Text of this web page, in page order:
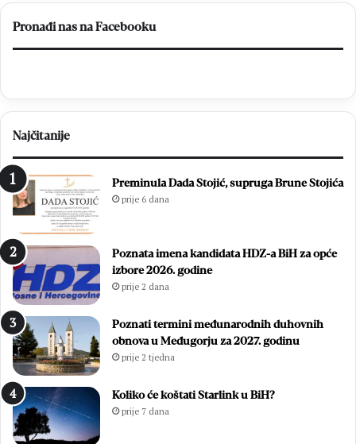
Brotnjo
2026.
Pronađi nas na Facebooku
Najčitanije
Preminula Dada Stojić, supruga Brune Stojića
prije 6 dana
Poznata imena kandidata HDZ-a BiH za opće
izbore 2026. godine
prije 2 dana
Poznati termini međunarodnih duhovnih
obnova u Međugorju za 2027. godinu
prije 2 tjedna
Koliko će koštati Starlink u BiH?
prije 7 dana